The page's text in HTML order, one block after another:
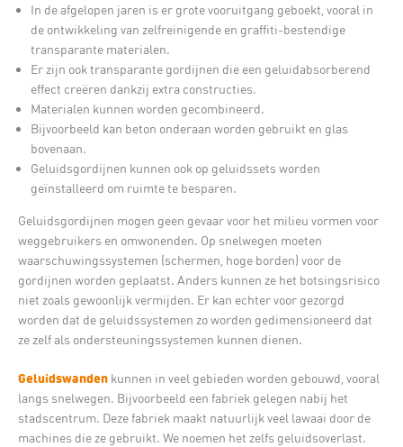
In de afgelopen jaren is er grote vooruitgang geboekt, vooral in
de ontwikkeling van zelfreinigende en graffiti-bestendige
transparante materialen.
Er zijn ook transparante gordijnen die een geluidabsorberend
effect creëren dankzij extra constructies.
Materialen kunnen worden gecombineerd.
Bijvoorbeeld kan beton onderaan worden gebruikt en glas
bovenaan.
Geluidsgordijnen kunnen ook op geluidssets worden
geïnstalleerd om ruimte te besparen.
Geluidsgordijnen mogen geen gevaar voor het milieu vormen voor
weggebruikers en omwonenden. Op snelwegen moeten
waarschuwingssystemen (schermen, hoge borden) voor de
gordijnen worden geplaatst. Anders kunnen ze het botsingsrisico
niet zoals gewoonlijk vermijden. Er kan echter voor gezorgd
worden dat de geluidssystemen zo worden gedimensioneerd dat
ze zelf als ondersteuningssystemen kunnen dienen.
Geluidswanden kunnen in veel gebieden worden gebouwd, vooral
langs snelwegen. Bijvoorbeeld een fabriek gelegen nabij het
stadscentrum. Deze fabriek maakt natuurlijk veel lawaai door de
machines die ze gebruikt. We noemen het zelfs geluidsoverlast.